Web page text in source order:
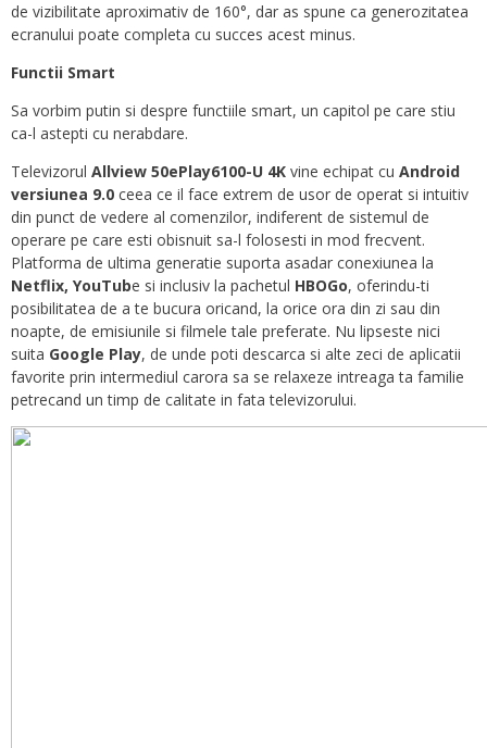
de vizibilitate aproximativ de 160°, dar as spune ca generozitatea
ecranului poate completa cu succes acest minus.
Functii Smart
Sa vorbim putin si despre functiile smart, un capitol pe care stiu
ca-l astepti cu nerabdare.
Televizorul Allview 50ePlay6100-U 4K vine echipat cu Android
versiunea 9.0 ceea ce il face extrem de usor de operat si intuitiv
din punct de vedere al comenzilor, indiferent de sistemul de
operare pe care esti obisnuit sa-l folosesti in mod frecvent.
Platforma de ultima generatie suporta asadar conexiunea la
Netflix, YouTube si inclusiv la pachetul HBOGo, oferindu-ti
posibilitatea de a te bucura oricand, la orice ora din zi sau din
noapte, de emisiunile si filmele tale preferate. Nu lipseste nici
suita Google Play, de unde poti descarca si alte zeci de aplicatii
favorite prin intermediul carora sa se relaxeze intreaga ta familie
petrecand un timp de calitate in fata televizorului.